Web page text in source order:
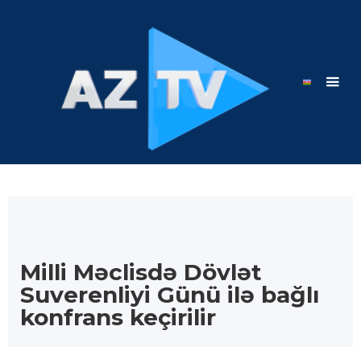
Milli Məclisdə Dövlət
Suverenliyi Günü ilə bağlı
konfrans keçirilir